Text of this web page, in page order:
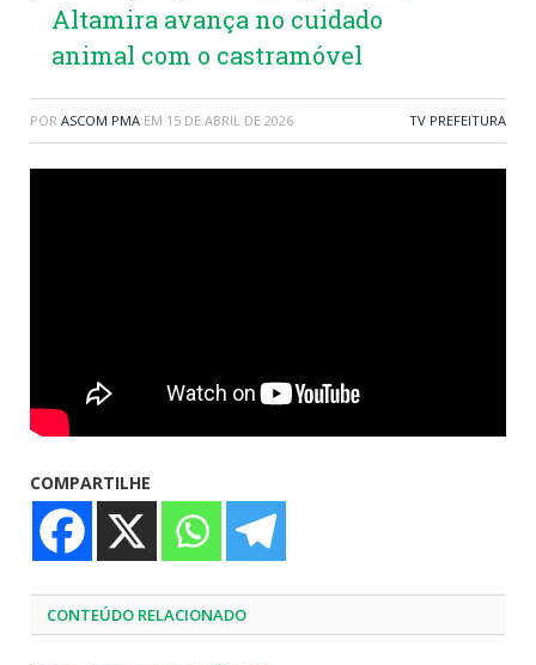
Altamira avança no cuidado
animal com o castramóvel
POR ASCOM PMA EM 15 DE ABRIL DE 2026 TV PREFEITURA
COMPARTILHE
CONTEÚDO RELACIONADO